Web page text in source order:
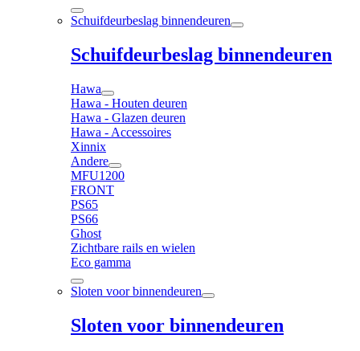
Schuifdeurbeslag binnendeuren
Schuifdeurbeslag binnendeuren
Hawa
Hawa - Houten deuren
Hawa - Glazen deuren
Hawa - Accessoires
Xinnix
Andere
MFU1200
FRONT
PS65
PS66
Ghost
Zichtbare rails en wielen
Eco gamma
Sloten voor binnendeuren
Sloten voor binnendeuren